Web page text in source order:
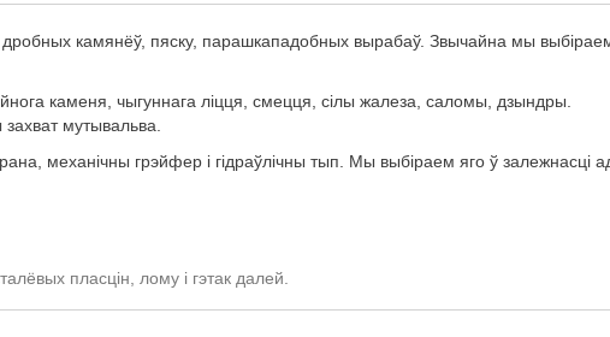
дробных камянёў, пяску, парашкападобных вырабаў. Звычайна мы
каменя, чыгуннага ліцця, смецця, сілы жалеза, саломы, дзындры.
мутывальва.
механічны грэйфер і гідраўлічны тып. Мы выбіраем яго ў залежнасці
пласцін, лому і гэтак далей.